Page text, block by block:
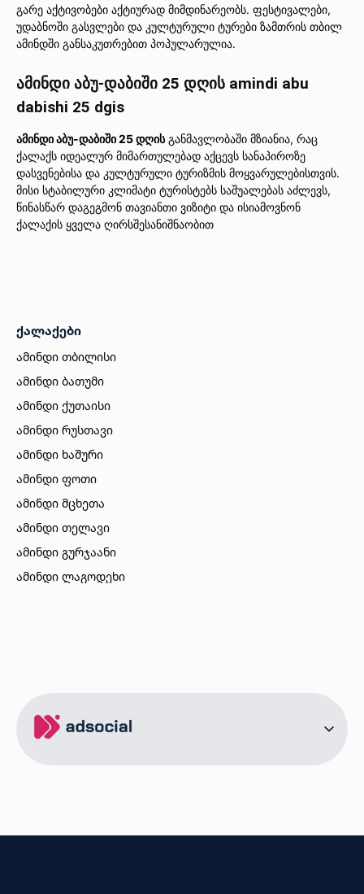
გარე აქტივობები აქტიურად მიმდინარეობს. ფესტივალები,
უდაბნოში გასვლები და კულტურული ტურები ზამთრის თბილ
ამინდში განსაკუთრებით პოპულარულია.
ამინდი აბუ-დაბიში 25 დღის amindi abu
dabishi 25 dgis
ამინდი აბუ-დაბიში 25 დღისგანმავლობაში მზიანია, რაც
ქალაქს იდეალურ მიმართულებად აქცევს სანაპიროზე
დასვენებისა და კულტურული ტურიზმის მოყვარულებისთვის.
მისი სტაბილური კლიმატი ტურისტებს საშუალებას აძლევს,
წინასწარ დაგეგმონ თავიანთი ვიზიტი და ისიამოვნონ
ქალაქის ყველა ღირსშესანიშნაობით
ქალაქები
ამინდი თბილისი
ამინდი ბათუმი
ამინდი ქუთაისი
ამინდი რუსთავი
ამინდი ხაშური
ამინდი ფოთი
ამინდი მცხეთა
ამინდი თელავი
ამინდი გურჯაანი
ამინდი ლაგოდეხი
ამინდი ზუგდიდი